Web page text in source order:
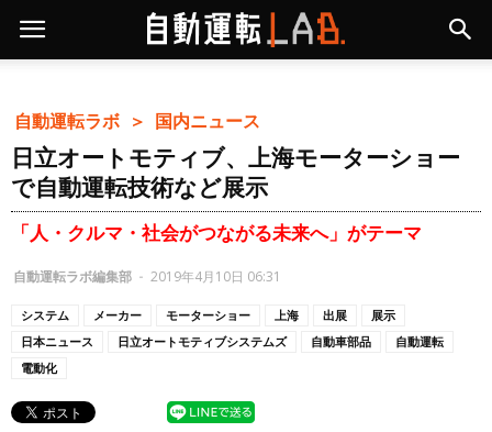
自動運転ラボ ＞ 国内ニュース
日立オートモティブ、上海モーターショー
で自動運転技術など展示
「人・クルマ・社会がつながる未来へ」がテーマ
自動運転ラボ編集部 - 2019年4月10日 06:31
システム メーカー モーターショー 上海 出展
展示
日本ニュース
日立オートモティブシステムズ 自動車部品
自動運転
電動化